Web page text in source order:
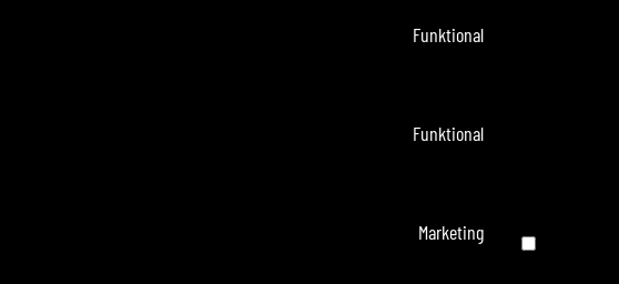
Funktional
Funktional
Marketing
Consent